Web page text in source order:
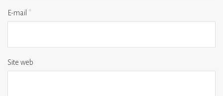
E-mail *
Site web